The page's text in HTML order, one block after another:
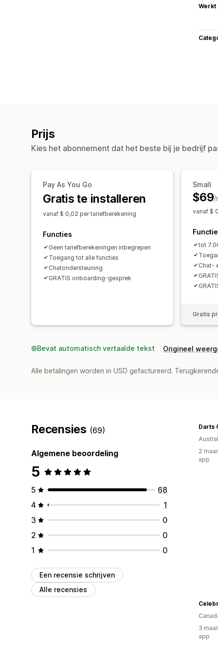
Werkt
Prijs
Kies het abonnement dat het beste bij je bedrijf
Pay As You Go
Gratis te installeren
vanaf $ 0,02 per tariefberekening
Functies
Geen tariefberekeningen inbegrepen
Toegang tot alle functies
Chatondersteuning
GRATIS onboarding-gesprek
Small
$69/
vanaf $
tot
Chat-
Gratis
Bevat automatisch vertaalde tekst Origineel
Alle betalingen worden in USD gefactureerd.
Recensies (69)
Algemene beoordeling
5
5
68
4
1
3
0
2
0
1
0
Een recensie schrijven
Alle recensies
Darts
2
app
3
app